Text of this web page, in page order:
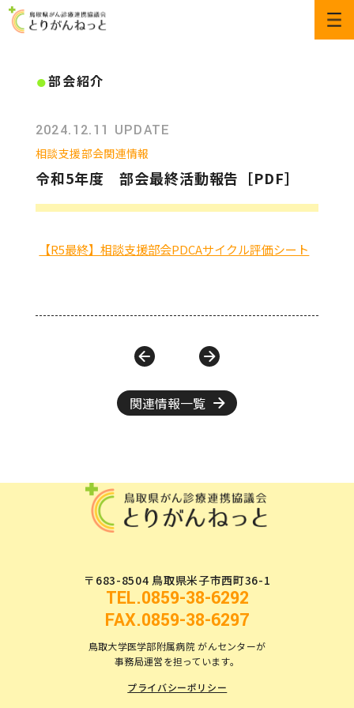
部会紹介
令和5年度 部会最終活動報告［PDF］
2024.12.11 UPDATE
相談支援部会関連情報
【R5最終】相談支援部会PDCAサイクル評価シート
関連情報一覧
〒683-8504 鳥取県米子市西町36-1
TEL.0859-38-6292
FAX.0859-38-6297
鳥取大学医学部附属病院 がんセンターが
事務局運営を担っています。
プライバシーポリシー